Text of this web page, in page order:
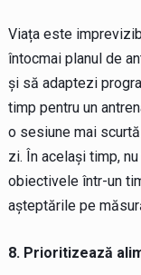
Viața este
întocmai planul de
și să adaptezi
timp pentru un
o sesiune mai
zi. În același timp,
obiectivele într-un
așteptările pe
8. Prioritizează